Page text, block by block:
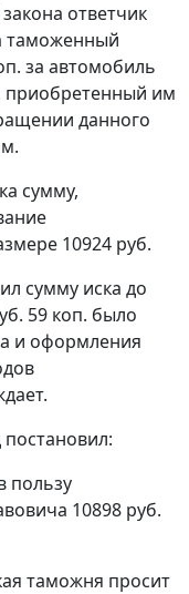
ответчик
таможенный
за автомобиль
приобретенный им
данного
сумму,
10924 руб.
сумму иска до
59 коп. было
и оформления
пользу
10898 руб.
таможня просит